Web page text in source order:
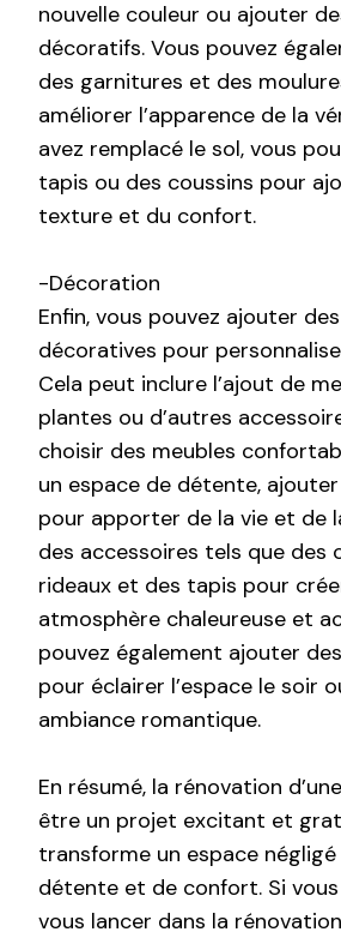
nouvelle couleur ou ajouter
décoratifs. Vous pouvez
des garnitures et des
améliorer l’apparence de la
avez remplacé le sol, vous
tapis ou des coussins pour
texture et du confort.
-Décoration
Enfin, vous pouvez ajouter
décoratives pour
Cela peut inclure l’ajout de
plantes ou d’autres
choisir des meubles
un espace de détente,
pour apporter de la vie et de
des accessoires tels que des
rideaux et des tapis pour
atmosphère chaleureuse et
pouvez également ajouter
pour éclairer l’espace le soir
ambiance romantique.
En résumé, la rénovation
être un projet excitant et
transforme un espace
détente et de confort. Si
vous lancer dans la